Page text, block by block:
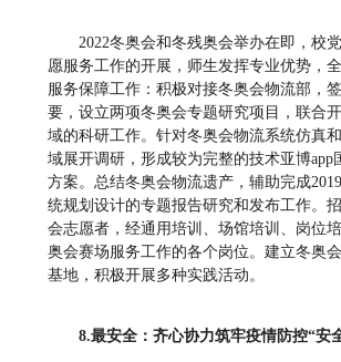
2022冬奥会和冬残奥会举办在即，校
愿服务工作的开展，师生发挥专业优势，
服务保障工作：积极对接冬奥会物流部，
要，设立两项冬奥会专题研究项目，联合
域的科研工作。针对冬奥会物流系统仿真
域展开调研，形成较为完整的技术亚博app
方案。总结冬奥会物流遗产，辅助完成
统规划设计的专题报告研究和发布工作。
会志愿者，经通用培训、场馆培训、岗位
奥会赛场服务工作的各个岗位。建立冬奥
基地，积极开展多种实践活动。
8.最安全：齐心协力筑牢疫情防控“安